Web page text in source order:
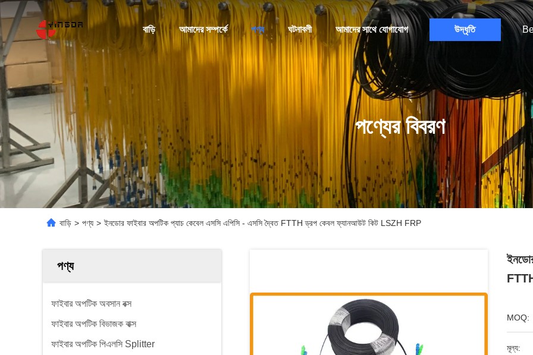
বাড়ি আমাদের সম্পর্কে পণ্য ঘটনাবলী আমাদের সাথে যোগাযোগ উদ্ধৃতি
পণ্যের বিবরণ
বাড়ি > পণ্য > ইনডোর ফাইবার অপটিক প্যাচ কেবেল এসসি এপিসি - এসসি দ্বৈত FTTH ড্রপ কেবল ফ্যানআউট কিট LSZH FRP
পণ্য
ফাইবার অপটিক অবসান বক্স
ফাইবার অপটিক বিভাজক বাক্স
ফাইবার অপটিক পিএলসি Splitter
MOQ:
মূল্য: